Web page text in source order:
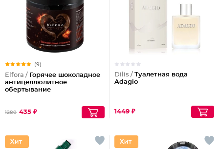
(9)
Elfora / Горячее шоколадное
антицеллюлитное
обертывание
1280 435 ₽
Dilis / Туалетная вода
Adagio
1449 ₽